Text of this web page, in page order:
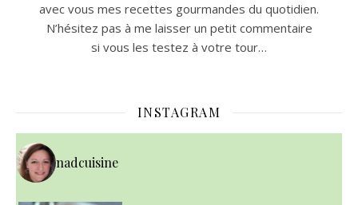
avec vous mes recettes gourmandes du quotidien.
N’hésitez pas à me laisser un petit commentaire
si vous les testez à votre tour…
INSTAGRAM
nadcuisine